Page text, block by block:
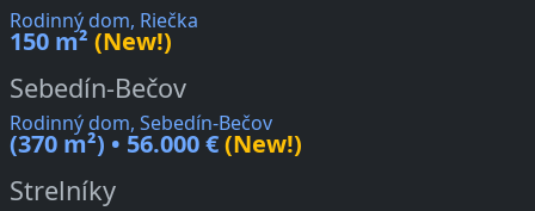
Rodinný dom, Riečka
150 m² (New!)
Sebedín-Bečov
Rodinný dom, Sebedín-Bečov
(370 m²) • 56.000 €(New!)
Strelníky